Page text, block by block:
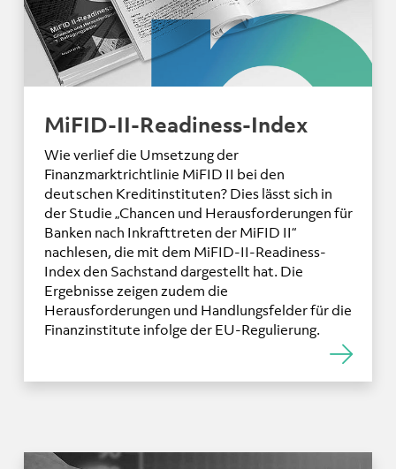
MiFID-II-Readiness-Index
Wie verlief die Umsetzung der
Finanzmarktrichtlinie MiFID II bei den
deutschen Kreditinstituten? Dies lässt sich in
der Studie „Chancen und Herausforderungen für
Banken nach Inkrafttreten der MiFID II“
nachlesen, die mit dem MiFID-II-Readiness-
Index den Sachstand dargestellt hat. Die
Ergebnisse zeigen zudem die
Herausforderungen und Handlungsfelder für die
Finanzinstitute infolge der EU-Regulierung.